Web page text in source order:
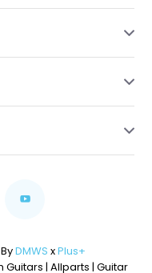
DMWS xPlus+
| Allparts | Guitar